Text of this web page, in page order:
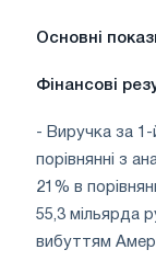
Основні
Фінансові
- Виручка за 1-
порівнянні з
21% в
55,3 мільярда
вибуттям